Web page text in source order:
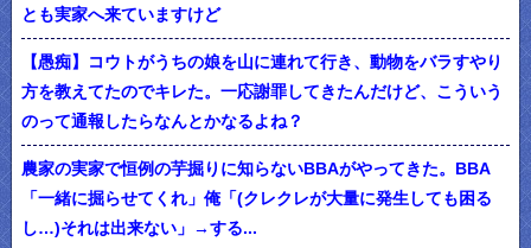
とも実家へ来ていますけど
【愚痴】コウトがうちの娘を山に連れて行き、動物をバラすやり
方を教えてたのでキレた。一応謝罪してきたんだけど、こういう
のって通報したらなんとかなるよね？
農家の実家で恒例の芋掘りに知らないBBAがやってきた。BBA
「一緒に掘らせてくれ」俺「(クレクレが大量に発生しても困る
し…)それは出来ない」→する...